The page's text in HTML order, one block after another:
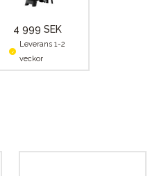
4 999 SEK
Leverans 1-2
veckor